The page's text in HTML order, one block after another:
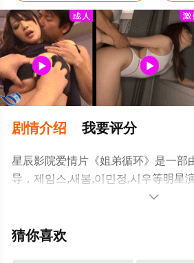
剧情介绍 我要评分
星辰影院爱情片《姐弟循环》是一部
导，제임스,새봄,이민정,시우等明星
影，手机免费观看高清未删减完整版
平台了解。

猜你喜欢